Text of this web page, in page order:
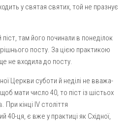
у святая святих, той не празнує
там його починали в поне­ділок
посту. За цією практи­кою
не входила до посту.
Церкви суботи й неділі не вважа­
мати число 40, то піст із шістьох
кінці IV століття
40-ця, є вже у практиці як Східної,